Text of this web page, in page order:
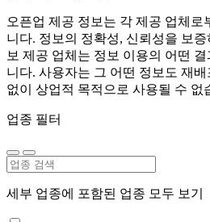
오픈업 제공 정보는 각 제공 업체로
니다. 정보의 정확성, 신뢰성을 보
보 제공 업체는 정보 이용의 어떤
니다. 사용자는 그 어떤 정보도 재
없이 상업적 목적으로 사용될 수 없
업종 필터
세부 업종에 포함된 업종 모두 보기